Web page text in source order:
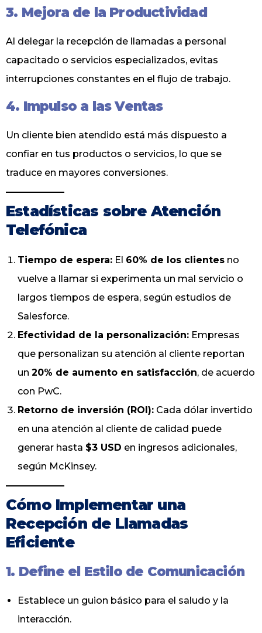
3. Mejora de la Productividad
Al delegar la recepción de llamadas a personal
capacitado o servicios especializados, evitas
interrupciones constantes en el flujo de trabajo.
4. Impulso a las Ventas
Un cliente bien atendido está más dispuesto a
confiar en tus productos o servicios, lo que se
traduce en mayores conversiones.
Estadísticas sobre Atención
Telefónica
Tiempo de espera: El 60% de los clientes no
vuelve a llamar si experimenta un mal servicio o
largos tiempos de espera, según estudios de
Salesforce.
Efectividad de la personalización: Empresas
que personalizan su atención al cliente reportan
un 20% de aumento en satisfacción, de acuerdo
con PwC.
Retorno de inversión (ROI): Cada dólar invertido
en una atención al cliente de calidad puede
generar hasta $3 USD en ingresos adicionales,
según McKinsey.
Cómo Implementar una
Recepción de Llamadas
Eficiente
1. Define el Estilo de Comunicación
Establece un guion básico para el saludo y la
interacción.